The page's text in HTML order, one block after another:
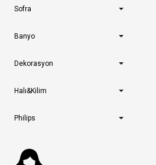
Sofra
Banyo
Dekorasyon
Halı&Kilim
Philips